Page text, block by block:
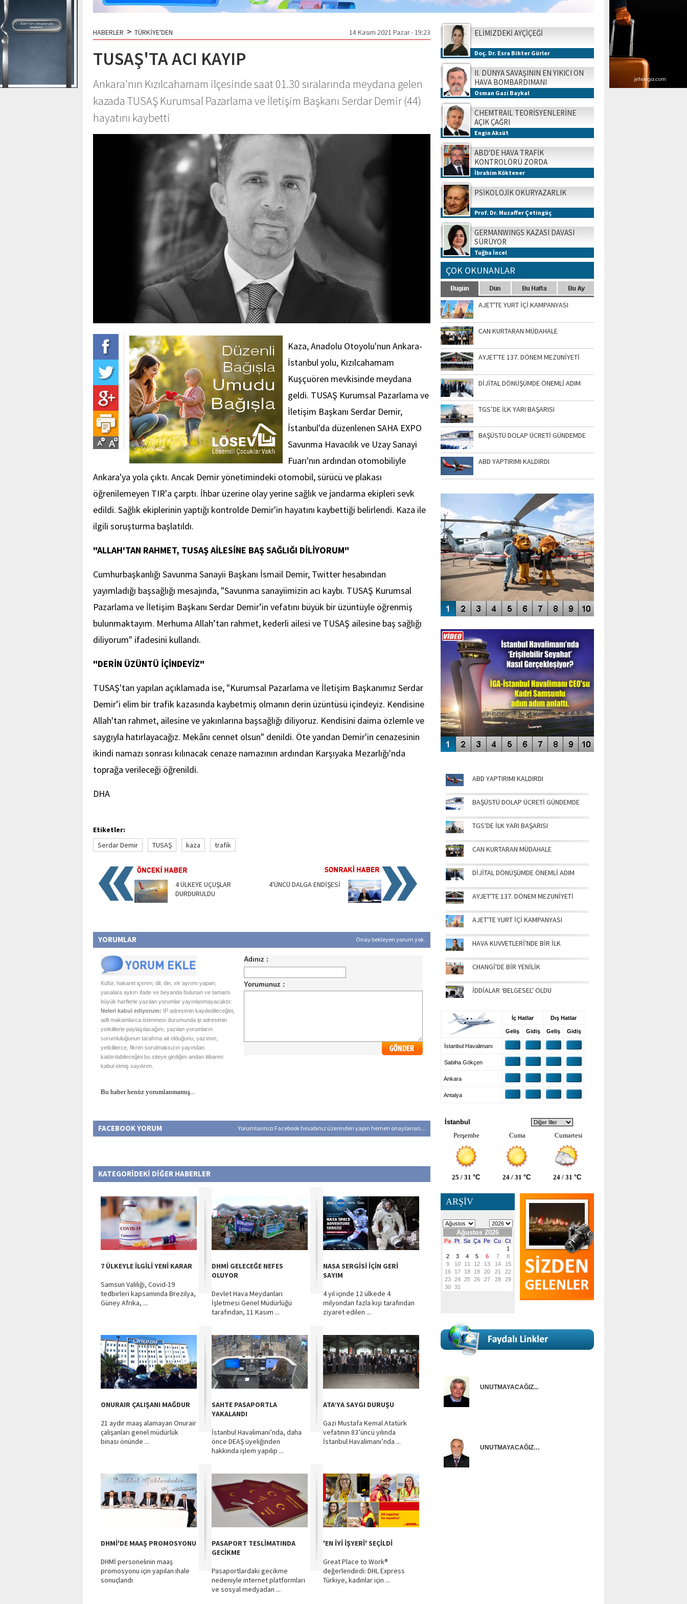
HABERLER > TÜRKİYE'DEN 14 Kasım 2021 Pazar - 19:23
TUSAŞ'TA ACI KAYIP
Ankara'nın Kızılcahamam ilçesinde saat 01.30 sıralarında meydana gelen
kazada TUSAŞ Kurumsal Pazarlama ve İletişim Başkanı Serdar Demir (44)
hayatını kaybetti
Kaza, Anadolu Otoyolu'nun Ankara-
İstanbul yolu, Kızılcahamam
Kuşçuören mevkisinde meydana
geldi. TUSAŞ Kurumsal Pazarlama ve
İletişim Başkanı Serdar Demir,
İstanbul'da düzenlenen SAHA EXPO
Savunma Havacılık ve Uzay Sanayi
Fuarı'nın ardından otomobiliyle
Ankara'ya yola çıktı. Ancak Demir yönetimindeki otomobil, sürücü ve plakası
öğrenilemeyen TIR'a çarptı. İhbar üzerine olay yerine sağlık ve jandarma ekipleri sevk
edildi. Sağlık ekiplerinin yaptığı kontrolde Demir'in hayatını kaybettiği belirlendi. Kaza ile
ilgili soruşturma başlatıldı.
"ALLAH'TAN RAHMET, TUSAŞ AİLESİNE BAŞ SAĞLIĞI DİLİYORUM"
Cumhurbaşkanlığı Savunma Sanayii Başkanı İsmail Demir, Twitter hesabından
yayımladığı başsağlığı mesajında, "Savunma sanayiimizin acı kaybı. TUSAŞ Kurumsal
Pazarlama ve İletişim Başkanı Serdar Demir’in vefatını büyük bir üzüntüyle öğrenmiş
bulunmaktayım. Merhuma Allah’tan rahmet, kederli ailesi ve TUSAŞ ailesine baş sağlığı
diliyorum" ifadesini kullandı.
"DERİN ÜZÜNTÜ İÇİNDEYİZ"
TUSAŞ'tan yapılan açıklamada ise, "Kurumsal Pazarlama ve İletişim Başkanımız Serdar
Demir’i elim bir trafik kazasında kaybetmiş olmanın derin üzüntüsü içindeyiz. Kendisine
Allah'tan rahmet, ailesine ve yakınlarına başsağlığı diliyoruz. Kendisini daima özlemle ve
saygıyla hatırlayacağız. Mekânı cennet olsun" denildi. Öte yandan Demir'in cenazesinin
ikindi namazı sonrası kılınacak cenaze namazının ardından Karşıyaka Mezarlığı'nda
toprağa verileceği öğrenildi.
DHA
Etiketler:
Serdar Demir
TUSAŞ kaza trafik
4 ÜLKEYE UÇUŞLAR
DURDURULDU
4'ÜNCÜ DALGA ENDİŞESİ
YORUMLAR Onay bekleyen yorum yok.
Küfür, hakaret içeren; dil, din, ırk ayrımı yapan;
yasalara aykırı ifade ve beyanda bulunan ve tamamı
büyük harflerle yazılan yorumlar yayınlanmayacaktır.
Neleri kabul ediyorum: IP adresimin kaydedileceğini,
adli makamlarca istenmesi durumunda ip adresimin
yetkililerle paylaşılacağını, yazılan yorumların
sorumluluğunun tarafıma ait olduğunu, yazımın,
yetkililerce, fikrim sorulmaksızın yayından
kaldırılabileceğini bu siteye girdiğim andan itibaren
kabul etmiş sayılırım.
Bu haber henüz yorumlanmamış...
FACEBOOK YORUM Yorumlarınızı Facebook hesabınız üzerinden yapın hemen onaylansın...
KATEGORİDEKİ DİĞER HABERLER
7 ÜLKEYLE İLGİLİ YENİ KARAR
Samsun Valiliği, Covid-19
tedbirleri kapsamında Brezilya,
Güney Afrika, ...
DHMİ GELECEĞE NEFES
OLUYOR
Devlet Hava Meydanları
İşletmesi Genel Müdürlüğü
tarafından, 11 Kasım ...
NASA SERGİSİ İÇİN GERİ
SAYIM
4 yıl içinde 12 ülkede 4
milyondan fazla kişi tarafından
ziyaret edilen ...
ONURAIR ÇALIŞANI MAĞDUR
21 aydır maaş alamayan Onurair
çalışanları genel müdürlük
binası önünde ...
SAHTE PASAPORTLA
YAKALANDI
İstanbul Havalimanı’nda, daha
önce DEAŞ üyeliğinden
hakkında işlem yapılıp ...
ATA’YA SAYGI DURUŞU
Gazi Mustafa Kemal Atatürk
vefatının 83’üncü yılında
İstanbul Havalimanı’nda ...
DHMİ'DE MAAŞ PROMOSYONU
DHMİ personelinin maaş
promosyonu için yapılan ihale
sonuçlandı
PASAPORT TESLİMATINDA
GECİKME
Pasaportlardaki gecikme
nedeniyle internet platformları
ve sosyal medyadan ...
'EN İYİ İŞYERİ' SEÇİLDİ
Great Place to Work®
değerlendirdi: DHL Express
Türkiye, kadınlar için ...
ELİMİZDEKİ AYÇİÇEĞİ
Doç. Dr. Esra Bihter Gürler
II. DÜNYA SAVAŞININ EN YIKICI ON
HAVA BOMBARDIMANI
Osman Gazi Baykal
CHEMTRAIL TEORİSYENLERİNE
AÇIK ÇAĞRI
Engin Aksüt
ABD'DE HAVA TRAFİK
KONTROLÖRÜ ZORDA
İbrahim Köktener
PSİKOLOJİK OKURYAZARLIK
Prof. Dr. Muzaffer Çetingüç
GERMANWINGS KAZASI DAVASI
SÜRÜYOR
Tuğba İncel
ÇOK OKUNANLAR
AJET'TE YURT İÇİ KAMPANYASI
CAN KURTARAN MÜDAHALE
AYJET'TE 137. DÖNEM MEZUNİYETİ
DİJİTAL DÖNÜŞÜMDE ÖNEMLİ ADIM
TGS’DE İLK YARI BAŞARISI
BAŞÜSTÜ DOLAP ÜCRETİ GÜNDEMDE
ABD YAPTIRIMI KALDIRDI
SİNGAPUR AIRSHOW-2020
ENGELLERİN AŞILDIĞI HAVALİMANI
ABD YAPTIRIMI KALDIRDI
BAŞÜSTÜ DOLAP ÜCRETİ GÜNDEMDE
TGS'DE İLK YARI BAŞARISI
CAN KURTARAN MÜDAHALE
DİJİTAL DÖNÜŞÜMDE ÖNEMLİ ADIM
AYJET'TE 137. DÖNEM MEZUNİYETİ
AJET'TE YURT İÇİ KAMPANYASI
HAVA KUVVETLERİ'NDE BİR İLK
CHANGİ'DE BİR YENİLİK
İDDİALAR ‘BELGESEL' OLDU
İç Hatlar Dış Hatlar
Geliş Gidiş Geliş Gidiş
İstanbul Havalimanı
Sabiha Gökçen
Ankara
Antalya
İstanbul
Perşembe
Cuma Cumartesi
25 / 31 °C 24 / 31 °C 24 / 31 °C
ARŞİV
UNUTMAYACAĞIZ...
UNUTMAYACAĞIZ…